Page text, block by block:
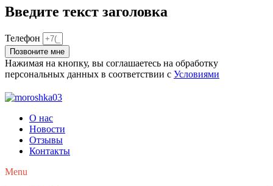
Введите текст заголовка
Телефон
Позвоните мне
Нажимая на кнопку, вы соглашаетесь на обработку
персональных данных в соответствии с Условиями
О нас
Новости
Отзывы
Контакты
Menu